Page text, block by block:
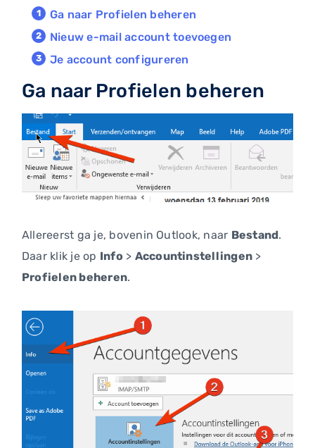
Ga naar Profielen beheren
Nieuw e-mail account toevoegen
Je account configureren
Ga naar Profielen beheren
Allereerst ga je, bovenin Outlook, naar Bestand.
Daar klik je op Info > Accountinstellingen >
Profielen beheren.